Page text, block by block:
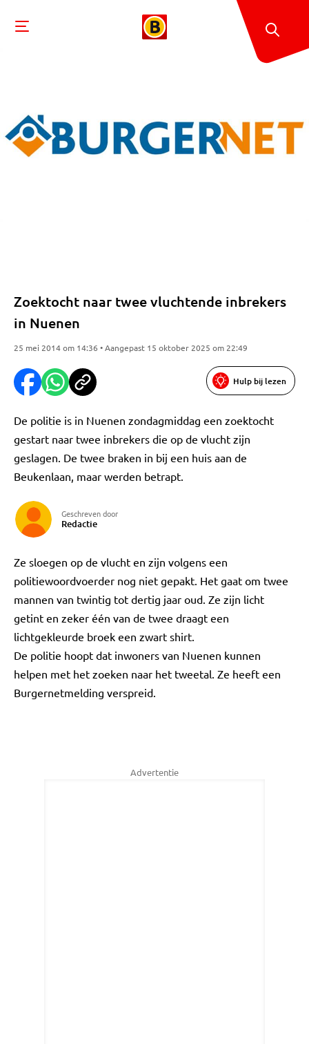
Zoektocht naar twee vluchtende inbrekers
in Nuenen
25 mei 2014 om 14:36 • Aangepast 15 oktober 2025 om 22:49
Hulp bij lezen
De politie is in Nuenen zondagmiddag een zoektocht
gestart naar twee inbrekers die op de vlucht zijn
geslagen. De twee braken in bij een huis aan de
Beukenlaan, maar werden betrapt.
Geschreven door
Redactie
Ze sloegen op de vlucht en zijn volgens een
politiewoordvoerder nog niet gepakt. Het gaat om twee
mannen van twintig tot dertig jaar oud. Ze zijn licht
getint en zeker één van de twee draagt een
lichtgekleurde broek een zwart shirt.
De politie hoopt dat inwoners van Nuenen kunnen
helpen met het zoeken naar het tweetal. Ze heeft een
Burgernetmelding verspreid.
Advertentie